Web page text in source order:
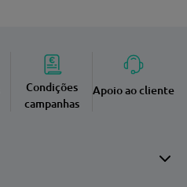
Condições
campanhas
Apoio ao cliente